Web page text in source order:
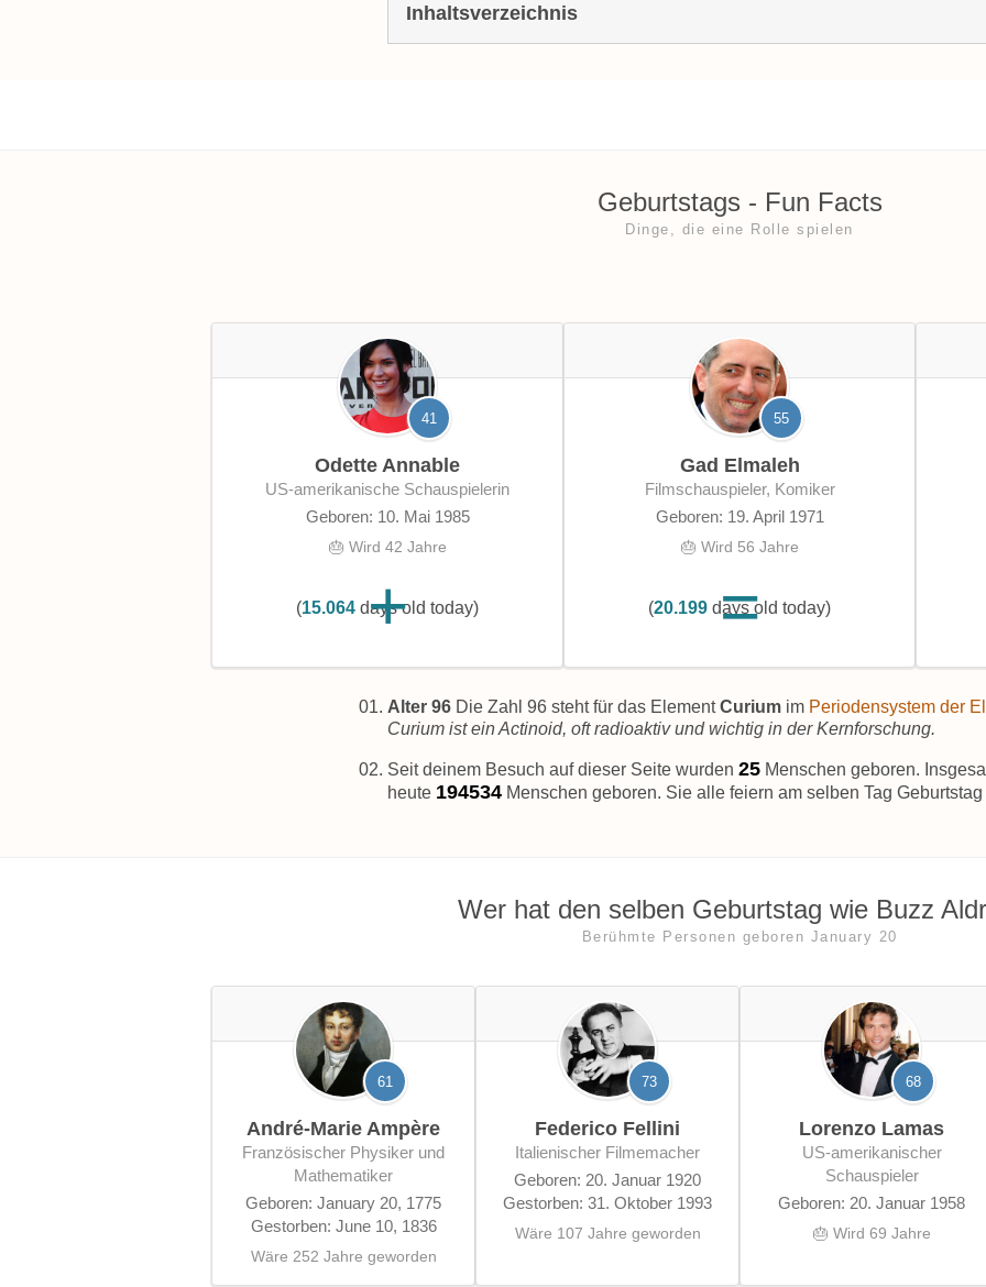
Inhaltsverzeichnis
Geburtstags ‐ Fun Facts
Dinge, die eine Rolle spielen
41
Odette Annable
US-amerikanische Schauspielerin
Geboren: 10. Mai 1985
🎂 Wird 42 Jahre
(15.064 days old today)
55
Gad Elmaleh
Filmschauspieler, Komiker
Geboren: 19. April 1971
🎂 Wird 56 Jahre
(20.199 days old today)
Alter 96 Die Zahl 96 steht für das ElementCurium im Periodensystem der
Curium ist ein Actinoid, oft radioaktiv und wichtig in der Kernforschung.
Seit deinem Besuch auf dieser Seite wurden 29 Menschen geboren.
heute 194538 Menschen geboren. Sie alle feiern am selben Tag
Wer hat den selben Geburtstag wie Buzz
Berühmte Personen geboren January 20
61
André-Marie Ampère
französischer Physiker und
Mathematiker
Geboren: January 20, 1775
Gestorben: June 10, 1836
Wäre 252 Jahre geworden
73
Federico Fellini
italienischer Filmemacher
Geboren: 20. Januar 1920
Gestorben: 31. Oktober 1993
Wäre 107 Jahre geworden
68
Lorenzo Lamas
US-amerikanischer
Schauspieler
Geboren: 20. Januar 1958
🎂 Wird 69 Jahre